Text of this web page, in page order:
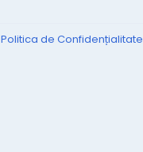
Politica de Confidențialitate